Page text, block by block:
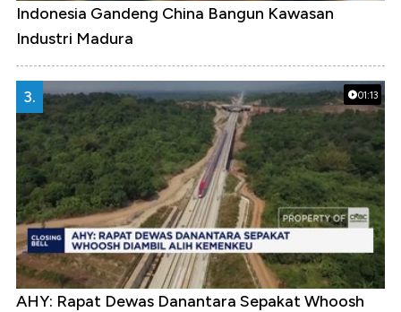
Indonesia Gandeng China Bangun Kawasan
Industri Madura
01:13
3.
AHY: Rapat Dewas Danantara Sepakat Whoosh